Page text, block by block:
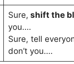
Sure, shift the
you….
Sure, tell
don’t you….